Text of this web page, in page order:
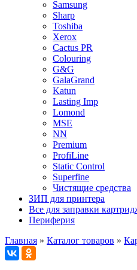
Samsung
Sharp
Toshiba
Xerox
Cactus PR
Colouring
G&G
GalaGrand
Katun
Lasting Imp
Lomond
MSE
NN
Premium
ProfiLine
Static Control
Superfine
Чистящие средства
ЗИП для принтера
Все для заправки
Периферия
Главная » Каталог товаров »